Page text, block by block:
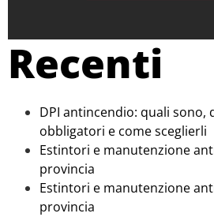
Recenti
DPI antincendio: quali sono,
obbligatori e come sceglierli
Estintori e manutenzione
provincia
Estintori e manutenzione
provincia